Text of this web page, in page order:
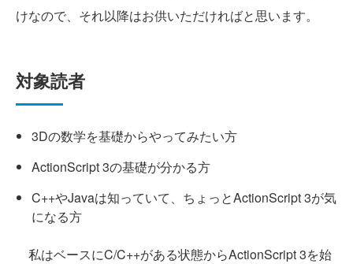
けなので、それ以降はお供いただければと思います。
対象読者
3Dの数学を基礎からやってみたい方
ActionScript 3の基礎が分かる方
C++やJavaは知っていて、ちょっとActionScript 3が気
になる方
私はベースにC/C++がある状態からActionScript 3を始